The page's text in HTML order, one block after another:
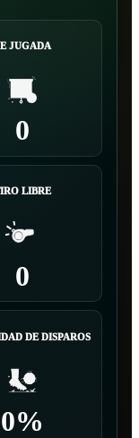
JUGADA
0
LIBRE
0
DE DISPAROS
0%